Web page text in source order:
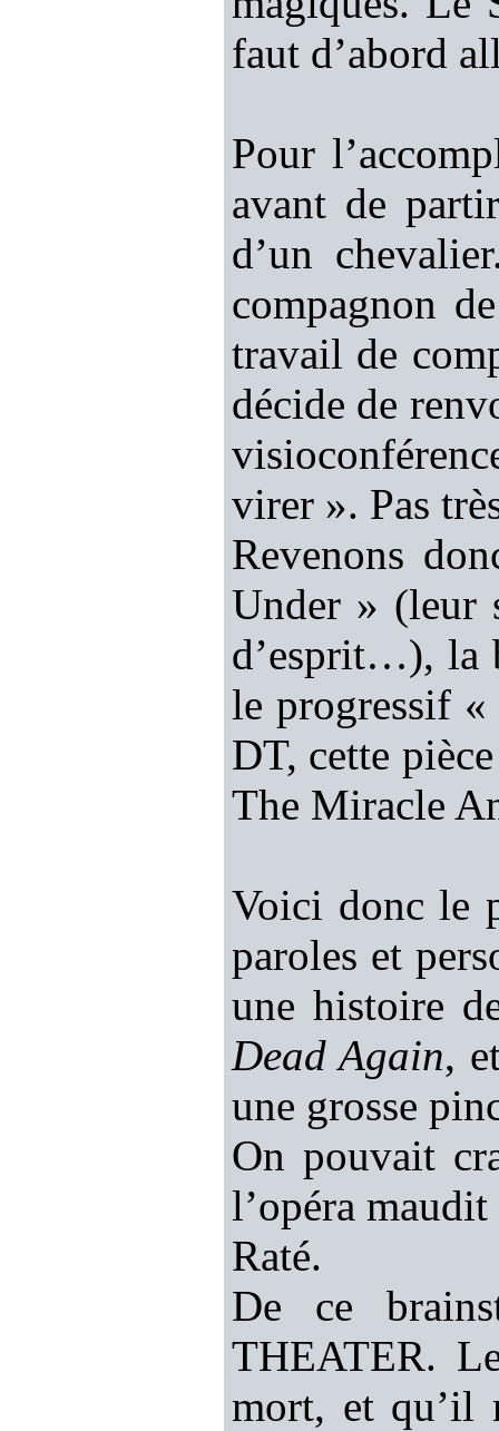
faut d’abord
Pour
avant de
d’un
compagnon
travail de
décide de
virer ». Pas
Revenons
Under » (leur
d’esprit…), la
le progressif
DT, cette
The Miracle
Voici donc le
paroles et
une histoire
Dead Again,
une grosse
On pouvait
l’opéra
Raté.
De ce
THEATER.
mort, et qu’il